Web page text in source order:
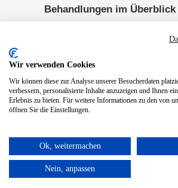
Behandlungen im Überblick
Neurologie
SRT-Zeptoring Psychiatrie
© 2026 Praxis für Ergotherapie
Wir verwenden Cookies
Wir können diese zur Analyse unserer Besucherdaten
verbessern, personalisierte Inhalte anzuzeigen und Ihnen
Erlebnis zu bieten. Für weitere Informationen zu den von
öffnen Sie die Einstellungen.
Ok, weitermachen
Nein, anpassen